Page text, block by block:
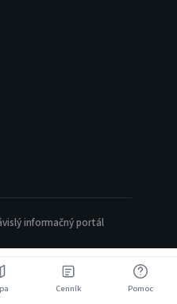
informačný portál
Cenník Pomoc